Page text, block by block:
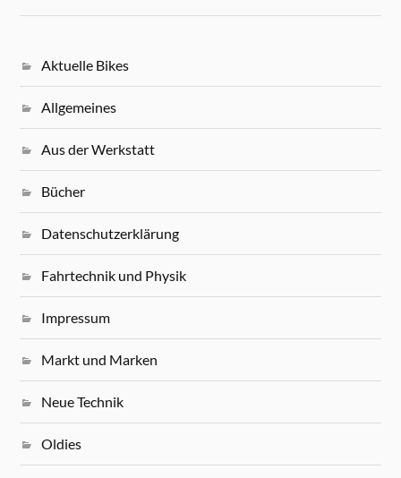
Aktuelle Bikes
Allgemeines
Aus der Werkstatt
Bücher
Datenschutzerklärung
Fahrtechnik und Physik
Impressum
Markt und Marken
Neue Technik
Oldies